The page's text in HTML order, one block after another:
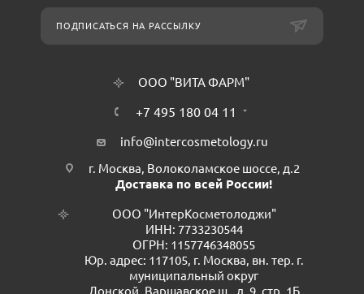
ПОДПИСАТЬСЯ НА РАССЫЛКУ
ООО "ВИТА ФАРМ"
+7 495 180 04 11
info@intercosmetology.ru
г. Москва, Волоколамское шоссе, д.2
Доставка по всей России!
ООО "ИнтерКосметолоджи"
ИНН: 7733230544
ОГРН: 1157746348055
Юр. адрес: 117105, г. Москва, вн. тер. г.
муниципальный округ
Донской, Варшавское ш., д. 9, стр. 1Б